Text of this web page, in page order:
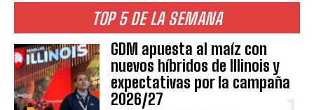
TOP 5 DE LA SEMANA
GDM apuesta al maíz con
nuevos híbridos de Illinois y
expectativas por la campaña
2026/27